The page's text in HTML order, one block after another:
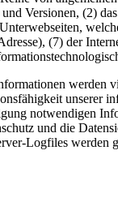
Versionen, (2)
(7) der
werden
unserer
notwendigen
und die
Logfiles werden